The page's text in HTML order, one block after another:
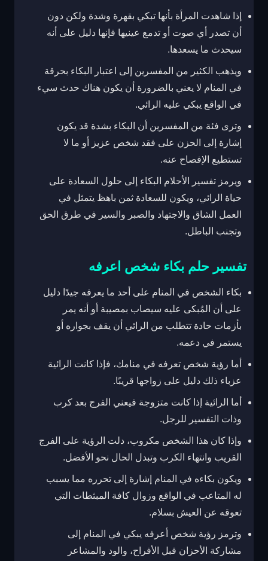
إذا شاهدت المرأة بأنها تبكي بقهرة وشدة ولكن دون
أن تصدر أي صوت أو تدمع عينيها فإنها دليل على أنه
سيحدث ما يسعدها.
ويذهب الكثير من المفسرين إلى اعتبار البكاء بحرقة
في المنام لا يعني بالضرورة أن يكون هناك حدث سيء
في الواقع يبكي عليه الرائي.
وترى فئة من المفسرين أن البكاء بشدة قد يكون
إشارة إلى الحزن على فقد شخص عزيز أو ما لا
تستطيع الإفصاح عنه.
ويرمز تفسير الأحلام البكاء إلى حلول السعادة على
حياة الرائي، ويكون للسعادة ثمن باهظ يتمثل في
العمل الشاق والاجتهاد والصبر والسير في طرق الحق
وتجنب الباطل.
تفسير حلم بكاء شخص اعرفه
بكاء الشخص في المنام على أحد ما يعرفه جيدًا دليل
على أن المُبكى عليه سيصاب بمصيبة أو أنه يمر
بأزمات حادة تتطلب من الرائي أن يقف بجواره أو
يستمر في دعمه.
أما رؤية شخص تعرفه في منامك، فإذا كانت الرائية
عزباء ذلك دليل على زواجها قريبًا.
أما الرائية إذا كانت متزوجة فيعني الفرج بعد كرب
وذات التفسير للرجل.
وإذا كان هذا الشخص مكروب، دلت الرؤية على الفرج
القريب وانتهاء الكرب وتبدل الحال نحو الأفضل.
ويكون بكاءه في المنام إشارة إلى تحرره مما يسبب
له المتاعب في الواقع وزوال كافة المبثطات التي
تعوقه عن العيش بسلام.
وترمز رؤية شخص أعرفه يبكي في المنام إلى
مشاركة الأحزان قبل الأفراح، والود والمشاعر